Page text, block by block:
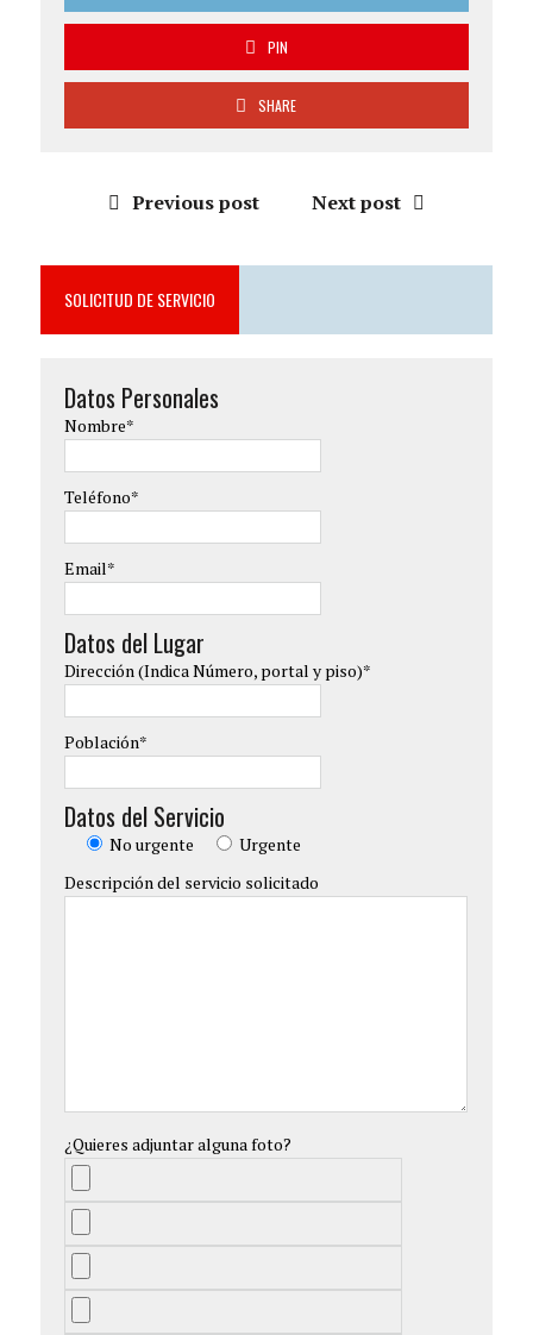
PIN
SHARE
Previous post Next post
SOLICITUD DE SERVICIO
Datos Personales
Nombre*
Teléfono*
Email*
Datos del Lugar
Dirección (Indica Número, portal y piso)*
Población*
Datos del Servicio
No urgente
Urgente
Descripción del servicio solicitado
¿Quieres adjuntar alguna foto?